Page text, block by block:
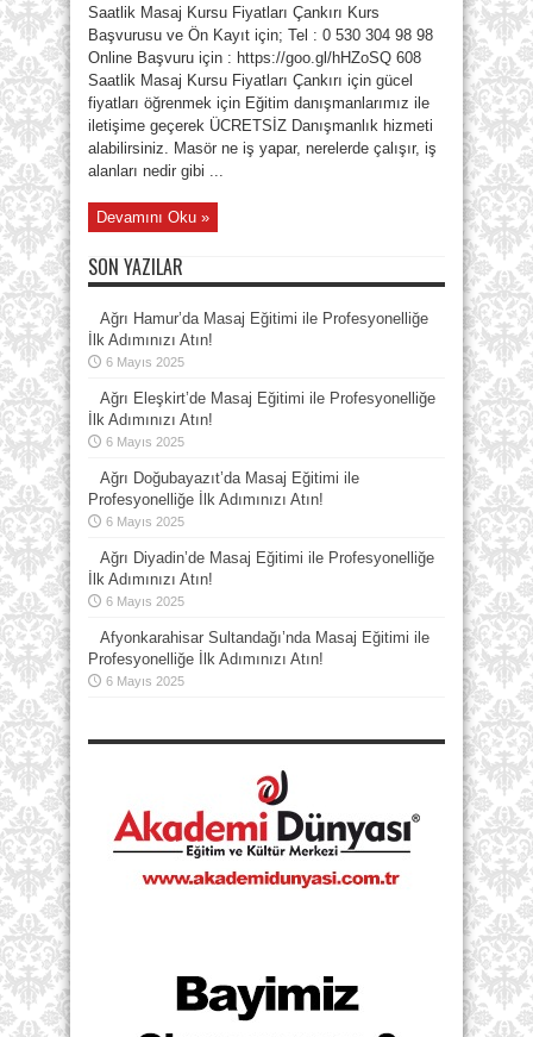
Saatlik Masaj Kursu Fiyatları Çankırı Kurs
Başvurusu ve Ön Kayıt için; Tel : 0 530 304 98 98
Online Başvuru için : https://goo.gl/hHZoSQ 608
Saatlik Masaj Kursu Fiyatları Çankırı için gücel
fiyatları öğrenmek için Eğitim danışmanlarımız ile
iletişime geçerek ÜCRETSİZ Danışmanlık hizmeti
alabilirsiniz. Masör ne iş yapar, nerelerde çalışır, iş
alanları nedir gibi ...
Devamını Oku »
SON YAZILAR
Ağrı Hamur’da Masaj Eğitimi ile Profesyonelliğe
İlk Adımınızı Atın!
6 Mayıs 2025
Ağrı Eleşkirt’de Masaj Eğitimi ile Profesyonelliğe
İlk Adımınızı Atın!
6 Mayıs 2025
Ağrı Doğubayazıt’da Masaj Eğitimi ile
Profesyonelliğe İlk Adımınızı Atın!
6 Mayıs 2025
Ağrı Diyadin’de Masaj Eğitimi ile Profesyonelliğe
İlk Adımınızı Atın!
6 Mayıs 2025
Afyonkarahisar Sultandağı’nda Masaj Eğitimi ile
Profesyonelliğe İlk Adımınızı Atın!
6 Mayıs 2025